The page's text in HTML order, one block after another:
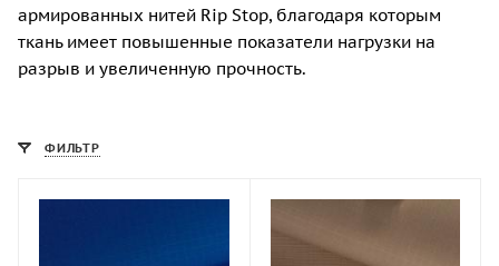
армированных нитей Rip Stop, благодаря которым
ткань имеет повышенные показатели нагрузки на
разрыв и увеличенную прочность.
ФИЛЬТР